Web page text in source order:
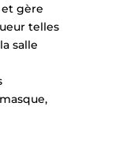
gère
telles
salle